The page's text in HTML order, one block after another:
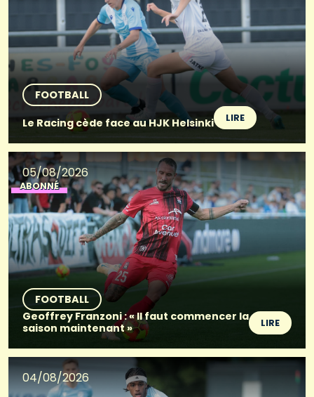
FOOTBALL
Le Racing cède face au HJK Helsinki
LIRE
05/08/2026
ABONNÉ
FOOTBALL
Geoffrey Franzoni : « Il faut commencer la
saison maintenant »
LIRE
04/08/2026